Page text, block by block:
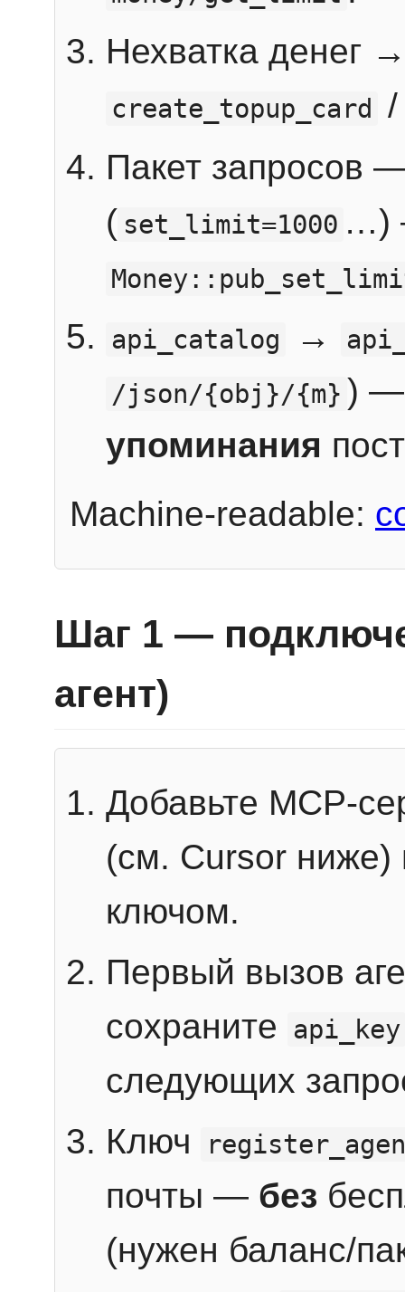
Нехватка денег
create_topup_card
Пакет запросов
( set_limit=1000 …)
api_catalog
→
/json/{obj}/{m} ) —
упоминания
Machine-readable:
Шаг 1 —
агент)
Добавьте MCP-
(см. Cursor ниже)
ключом.
Первый вызов
сохраните
api_key
следующих
Ключ
почты — без
(нужен баланс/